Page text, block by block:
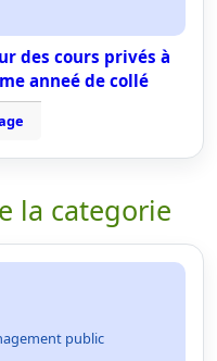
des cours privés à
anneé de collé
la categorie
public